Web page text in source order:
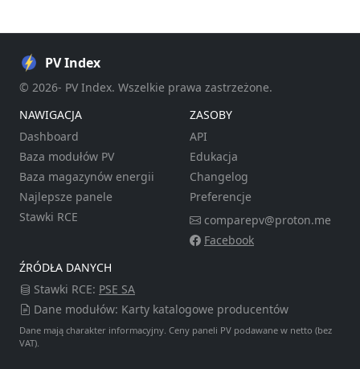
PV Index
© 2026- PV Index. Wszelkie prawa zastrzeżone.
NAWIGACJA
Dashboard
Baza modułów PV
Baza magazynów energii
Najlepsze panele
Stawki RCE
ZASOBY
API
Edukacja
Changelog
Preferencje
comparepv@proton.me
Facebook
ŹRÓDŁA DANYCH
Stawki RCE: PSE SA
Dane modułów: Karty katalogowe producentów
Dane mają charakter informacyjny. Ceny paneli PV podawane w netto (bez
VAT).